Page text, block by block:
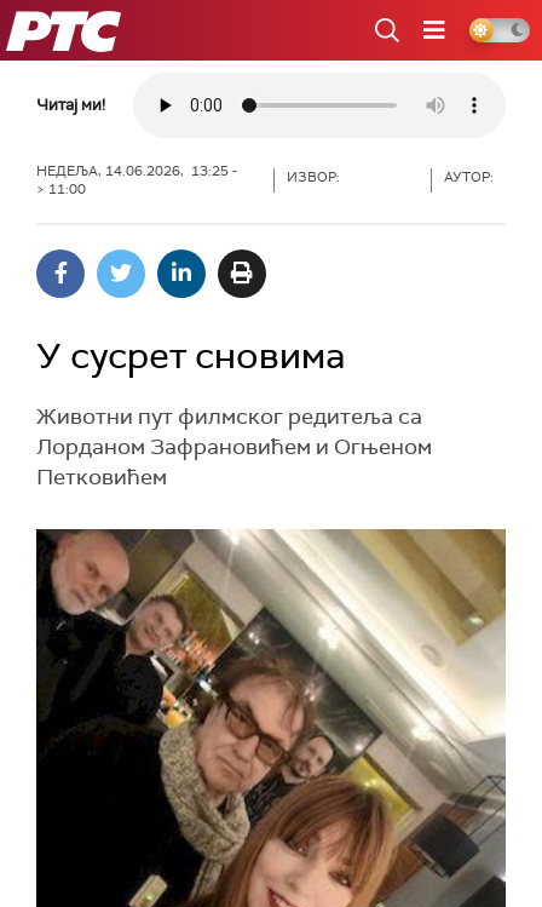
РТС
Читај ми!
НЕДЕЉА, 14.06.2026, 13:25 -
> 11:00
ИЗВОР: АУТОР:
У сусрет сновима
Животни пут филмског редитеља са
Лорданом Зафрановићем и Огњеном
Петковићем